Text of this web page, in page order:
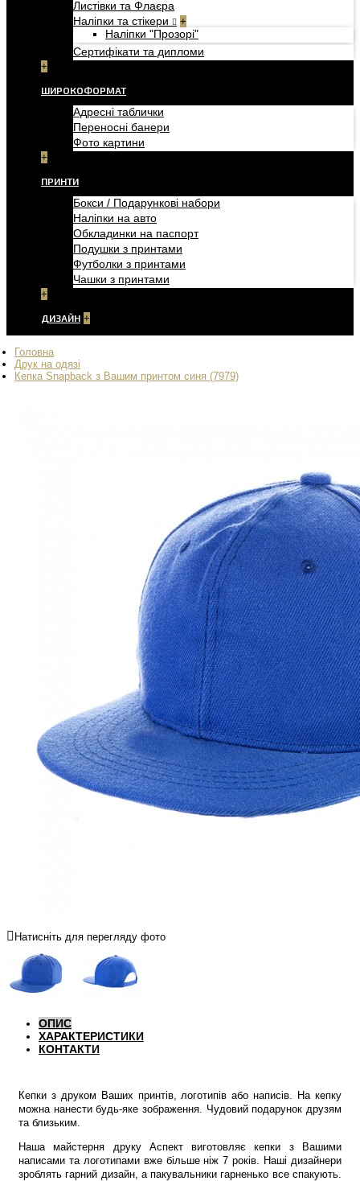
Листівки та Флаєра
Наліпки та стікери
+
Наліпки "Прозорі"
Сертифікати та дипломи
+
ШИРОКОФОРМАТ
Адресні таблички
Переносні банери
Фото картини
+
ПРИНТИ
Бокси / Подарункові набори
Наліпки на авто
Обкладинки на паспорт
Подушки з принтами
Футболки з принтами
Чашки з принтами
+
ДИЗАЙН +
Головна
Друк на одязі
Кепка Snapback з Вашим принтом синя (7979)
Натисніть для перегляду фото
ОПИС
ХАРАКТЕРИСТИКИ
КОНТАКТИ
Кепки з друком Ваших принтів, логотипів або написів. На кепку
можна нанести будь-яке зображення. Чудовий подарунок друзям
та близьким.
Наша майстерня друку Аспект виготовляє кепки з Вашими
написами та логотипами вже більше ніж 7 років. Наші дизайнери
зроблять гарний дизайн, а пакувальники гарненько все спакують.